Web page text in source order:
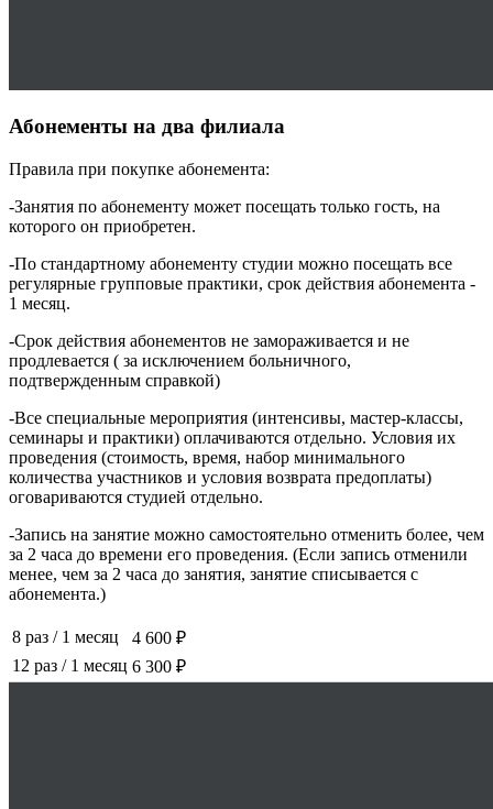
Абонементы на два филиала
Правила при покупке абонемента:
-Занятия по абонементу может посещать только гость, на
которого он приобретен.
-По стандартному абонементу студии можно посещать все
регулярные групповые практики, срок действия абонемента -
1 месяц.
-Срок действия абонементов не замораживается и не
продлевается ( за исключением больничного,
подтвержденным справкой)
-Все специальные мероприятия (интенсивы, мастер-классы,
семинары и практики) оплачиваются отдельно. Условия их
проведения (стоимость, время, набор минимального
количества участников и условия возврата предоплаты)
оговариваются студией отдельно.
-Запись на занятие можно самостоятельно отменить более, чем
за 2 часа до времени его проведения. (Если запись отменили
менее, чем за 2 часа до занятия, занятие списывается с
абонемента.)
8 раз / 1 месяц
4 600 ₽
12 раз / 1 месяц 6 300 ₽